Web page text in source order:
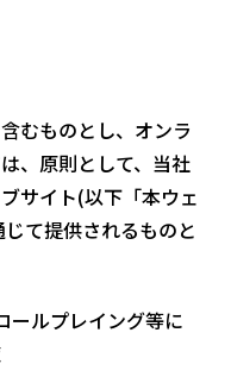
むものとし、オンラ
、原則として、当社
サイト(以下「本ウェ
て提供されるものと
ールプレイング等に